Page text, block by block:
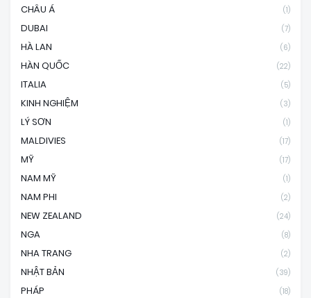
CHÂU Á (1)
DUBAI (7)
HÀ LAN (6)
HÀN QUỐC (22)
ITALIA (5)
KINH NGHIỆM (3)
LÝ SƠN (1)
MALDIVIES (17)
MỸ (17)
NAM MỸ (1)
NAM PHI (2)
NEW ZEALAND (24)
NGA (8)
NHA TRANG (2)
NHẬT BẢN (39)
PHÁP (18)